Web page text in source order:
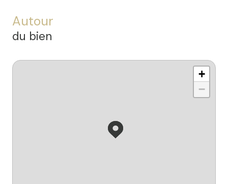
Autour
du bien
+
−